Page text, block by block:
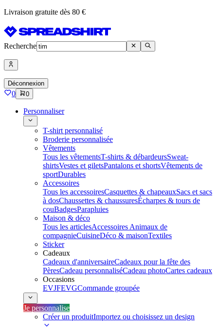
Livraison gratuite dès 80 €
Recherche
Déconnexion
0 0
Personnaliser
T-shirt personnalisé
Broderie personnalisée
Vêtements
Tous les vêtementsT-shirts & débardeursSweat-
shirtsVestes et giletsPantalons et shortsVêtements de
sportDurables
Accessoires
Tous les accessoiresCasquettes & chapeauxSacs et sacs
à dosChaussettes & chaussuresÉcharpes & tours de
couBadgesParapluies
Maison & déco
Tous les articlesAccessoires Animaux de
compagnieCuisineDéco & maisonTextiles
Sticker
Cadeaux
Cadeaux d'anniversaireCadeaux pour la fête des
PèresCadeau personnaliséCadeau photoCartes cadeaux
Occasions
EVJFEVGCommande groupée
Je personnalise
Créer un produitImportez ou choisissez un design